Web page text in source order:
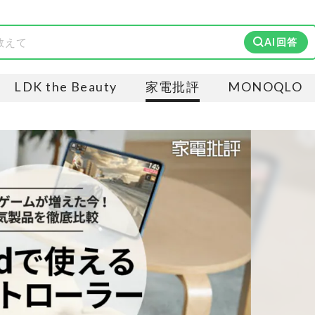
AI回答
LDK the Beauty 家電批評 MONOQLO